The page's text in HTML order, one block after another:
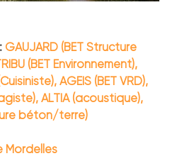
GAUJARD (BET Structure
(BET Environnement),
AGEIS (BET VRD),
ALTIA (acoustique),
béton/terre)
Mordelles